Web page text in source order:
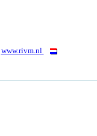
www.rivm.nl